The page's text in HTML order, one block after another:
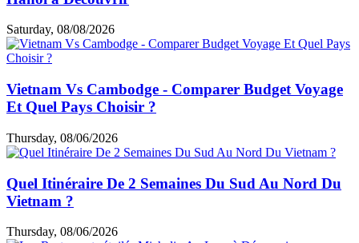
Cuisine & café
Top hébergements
Loisirs et shopping
Expériences des clients
Articles similaires
Top 20 Des Meilleurs Villages Artisanaux Autour De